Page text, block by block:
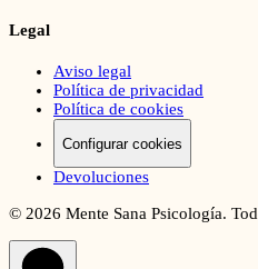
Legal
Aviso legal
Política de privacidad
Política de cookies
Configurar cookies
Devoluciones
© 2026 Mente Sana Psicología.